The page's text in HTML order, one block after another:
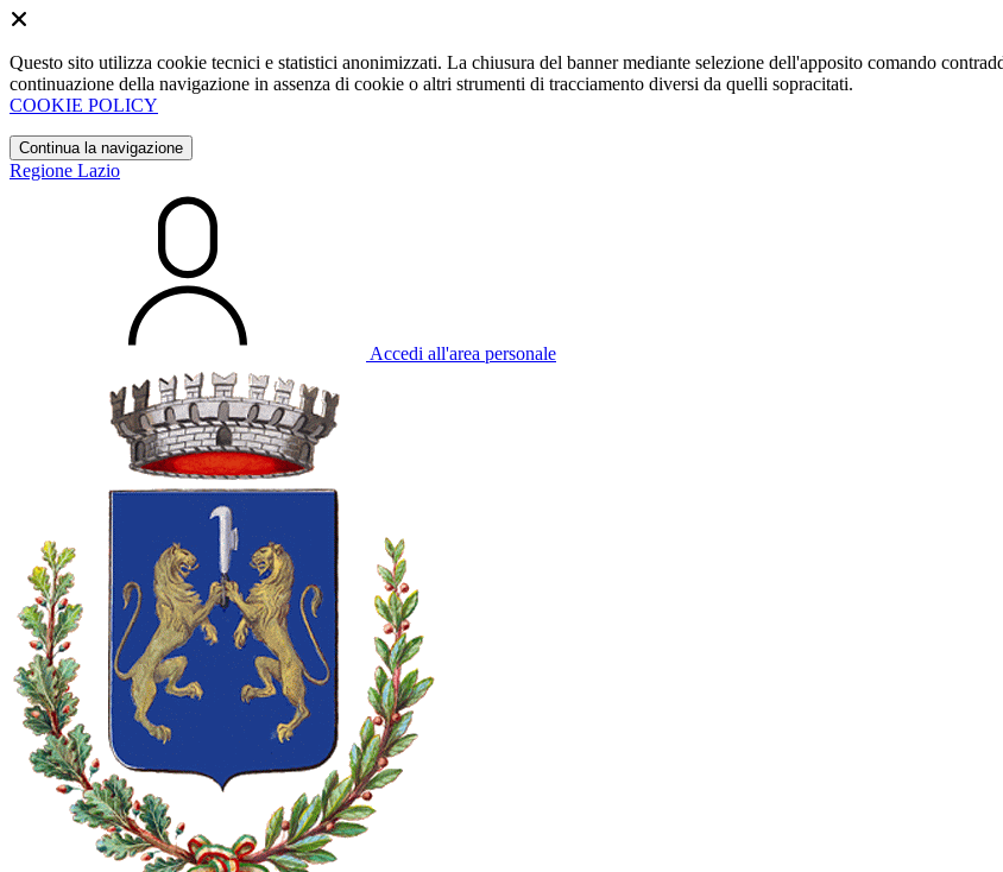
Questo sito utilizza cookie tecnici e statistici anonimizzati. La chiusura del banner mediante selezione dell'apposito comando
continuazione della navigazione in assenza di cookie o altri strumenti di tracciamento diversi da quelli sopracitati.
COOKIE POLICY
Continua la navigazione
Regione Lazio
Accedi all'area personale